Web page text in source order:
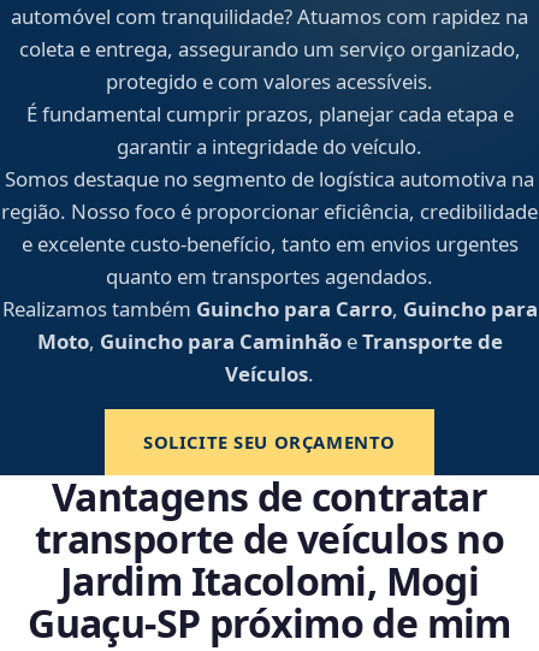
automóvel com tranquilidade? Atuamos com rapidez na
coleta e entrega, assegurando um serviço organizado,
protegido e com valores acessíveis.
É fundamental cumprir prazos, planejar cada etapa e
garantir a integridade do veículo.
Somos destaque no segmento de logística automotiva na
região. Nosso foco é proporcionar eficiência, credibilidade
e excelente custo-benefício, tanto em envios urgentes
quanto em transportes agendados.
Realizamos também Guincho para Carro, Guincho para
Moto, Guincho para CaminhãoeTransporte de
Veículos.
SOLICITE SEU ORÇAMENTO
Vantagens de contratar
transporte de veículos no
Jardim Itacolomi, Mogi
Guaçu‑SP próximo de mim